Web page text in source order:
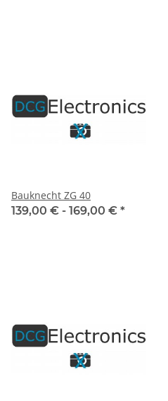
Bauknecht ZG 40
139,00 € - 169,00 € *